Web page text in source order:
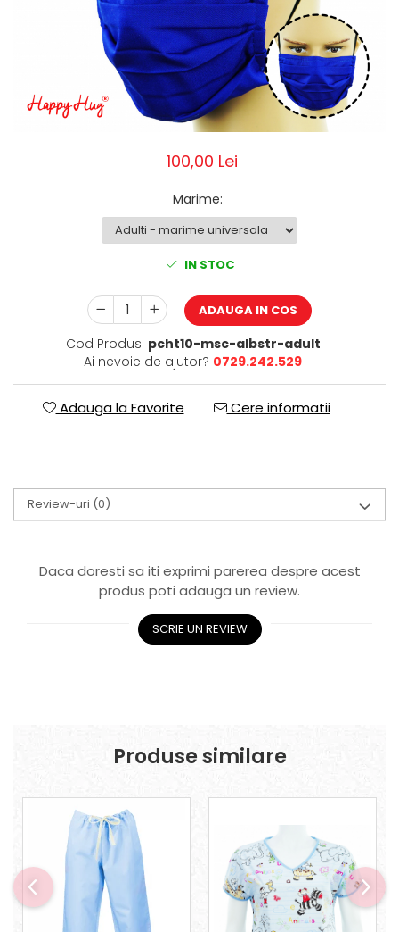
Pălării de Soare
100,00 Lei
Marime:
IN STOC
ADAUGA IN COS
Cod Produs: pcht10-msc-albstr-adult
Ai nevoie de ajutor? 0729.242.529
Adauga la Favorite Cere informatii
Review-uri (0)
Daca doresti sa iti exprimi parerea despre acest
produs poti adauga un review.
SCRIE UN REVIEW
Produse similare